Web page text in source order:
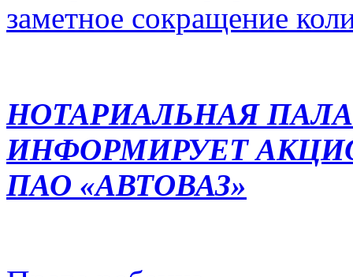
заметное сокращение
НОТАРИАЛЬНАЯ
ИНФОРМИРУЕТ
ПАО «АВТОВАЗ»